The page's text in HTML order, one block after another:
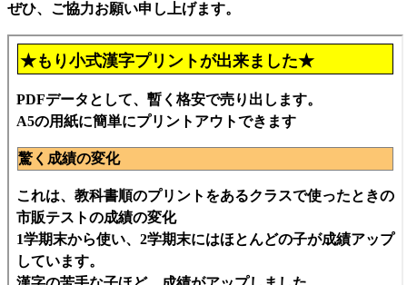
ぜひ、ご協力お願い申し上げます。